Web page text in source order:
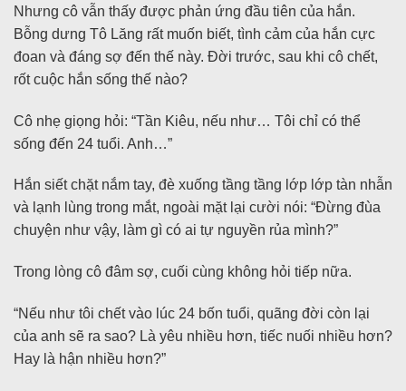
Nhưng cô vẫn thấy được phản ứng đầu tiên của hắn.
Bỗng dưng Tô Lăng rất muốn biết, tình cảm của hắn cực
đoan và đáng sợ đến thế này. Đời trước, sau khi cô chết,
rốt cuộc hắn sống thế nào?
Cô nhẹ giọng hỏi: “Tần Kiêu, nếu như… Tôi chỉ có thể
sống đến 24 tuổi. Anh…”
Hắn siết chặt nắm tay, đè xuống tầng tầng lớp lớp tàn nhẫn
và lạnh lùng trong mắt, ngoài mặt lại cười nói: “Đừng đùa
chuyện như vậy, làm gì có ai tự nguyền rủa mình?”
Trong lòng cô đâm sợ, cuối cùng không hỏi tiếp nữa.
“Nếu như tôi chết vào lúc 24 bốn tuổi, quãng đời còn lại
của anh sẽ ra sao? Là yêu nhiều hơn, tiếc nuối nhiều hơn?
Hay là hận nhiều hơn?”